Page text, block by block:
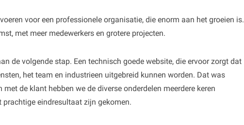
voor een professionele organisatie, die enorm aan het groeien is.
met meer medewerkers en grotere projecten.
de volgende stap. Een technisch goede website, die ervoor zorgt dat
het team en industrieen uitgebreid kunnen worden. Dat was
de klant hebben we de diverse onderdelen meerdere keren
eindresultaat zijn gekomen.